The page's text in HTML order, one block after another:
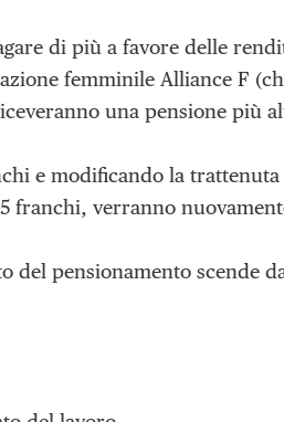
di più a favore delle
femminile Alliance F
una pensione più
e modificando la
franchi, verranno
del pensionamento scende